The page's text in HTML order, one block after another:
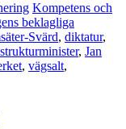
Kompetens och
beklagliga
Svärd, diktatur,
, Jan
, vägsalt,